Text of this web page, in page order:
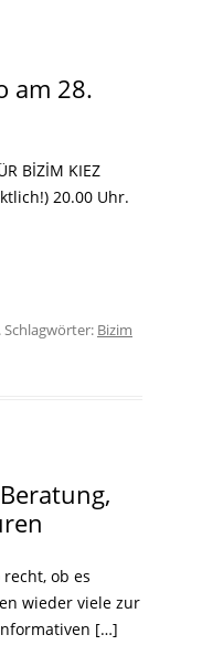
am 28.
BİZİM KIEZ
20.00 Uhr.
Bizim
ob es
wieder viele zur
[…]